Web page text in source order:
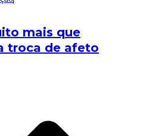
mais que
troca de afeto